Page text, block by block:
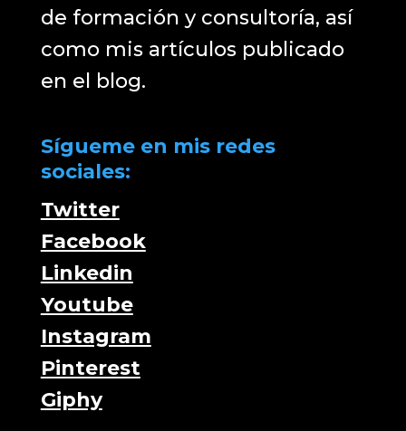
de formación y consultoría, así
como mis artículos publicado
en el blog.
Sígueme en mis redes
sociales:
Twitter
Facebook
Linkedin
Youtube
Instagram
Pinterest
Giphy